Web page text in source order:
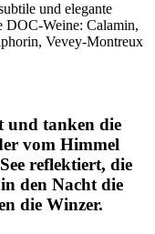
und elegante
DOC-Weine: Calamin,
Vevey-Montreux
und tanken die
vom Himmel
reflektiert, die
den Nacht die
die Winzer.